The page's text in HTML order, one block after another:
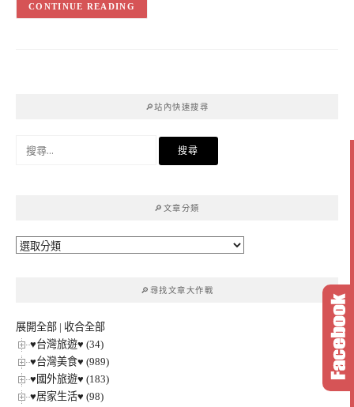
CONTINUE READING
🔎站內快速搜尋
🔎文章分類
🔎
🔎尋找文章大作戰
展開全部 | 收合全部
♥台灣旅遊♥ (34)
♥台灣美食♥ (989)
♥國外旅遊♥ (183)
♥居家生活♥ (98)